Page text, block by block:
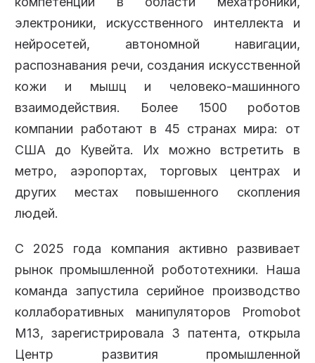
электроники, искусственного интеллекта и
нейросетей, автономной навигации,
распознавания речи, создания искусственной
кожи и мышц и человеко-машинного
взаимодействия. Более 1500 роботов
компании работают в 45 странах мира: от
США до Кувейта. Их можно встретить в
метро, аэропортах, торговых центрах и
других местах повышенного скопления
людей.
С 2025 года компания активно развивает
рынок промышленной робототехники. Наша
команда запустила серийное производство
коллаборативных манипуляторов Promobot
M13, зарегистрировала 3 патента, открыла
Центр развития промышленной